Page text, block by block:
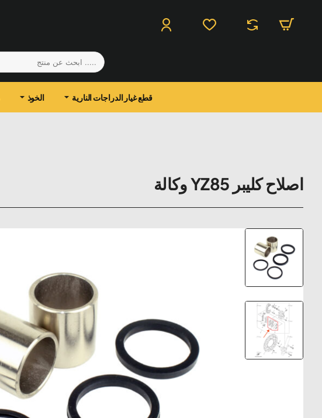
.....
ابحث
عن
منتج
قطع غيار الدراجات النارية الخوذ
اصلاح كليبر YZ85 وكالة